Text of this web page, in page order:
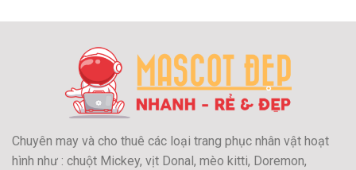
Chuyên may và cho thuê các loại trang phục nhân vật hoạt
hình như : chuột Mickey, vịt Donal, mèo kitti, Doremon,